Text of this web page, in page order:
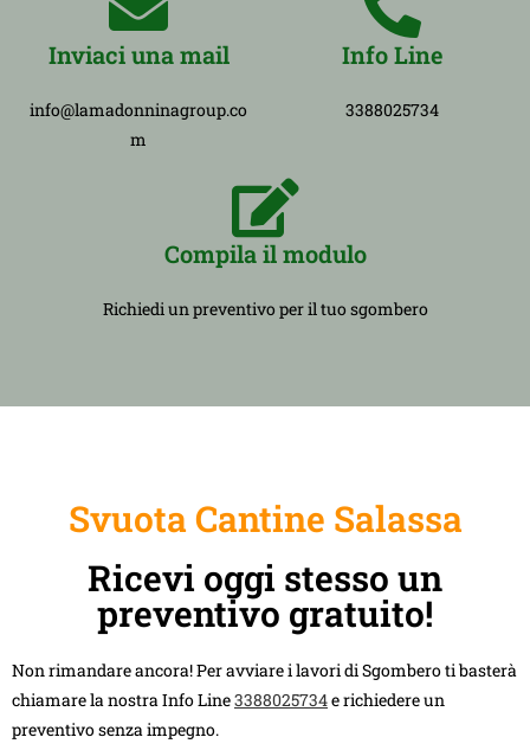
Inviaci una mail
info@lamadonninagroup.co
m
Info Line
3388025734
Compila il modulo
Richiedi un preventivo per il tuo sgombero
Svuota Cantine Salassa
Ricevi oggi stesso un
preventivo gratuito!
Non rimandare ancora! Per avviare i lavori di Sgombero ti basterà
chiamare la nostra Info Line3388025734e richiedere un
preventivo senza impegno.